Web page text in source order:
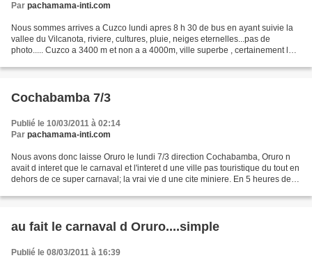
Par pachamama-inti.com
Nous sommes arrives a Cuzco lundi apres 8 h 30 de bus en ayant suivie la
vallee du Vilcanota, riviere, cultures, pluie, neiges eternelles...pas de
photo..... Cuzco a 3400 m et non a a 4000m, ville superbe , certainement la
Cochabamba 7/3
Publié le 10/03/2011 à 02:14
Par pachamama-inti.com
Nous avons donc laisse Oruro le lundi 7/3 direction Cochabamba, Oruro n
avait d interet que le carnaval et l'interet d une ville pas touristique du tout en
dehors de ce super carnaval; la vrai vie d une cite miniere. En 5 heures de
au fait le carnaval d Oruro....simple
Publié le 08/03/2011 à 16:39